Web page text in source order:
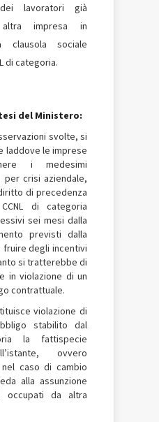
dei lavoratori già
impresa in
clausola sociale
di categoria.
del Ministero:
svolte, si
laddove le imprese
i medesimi
per crisi aziendale,
di precedenza
di categoria
sei mesi dalla
previsti dalla
fruire degli incentivi
si tratterebbe di
in violazione di un
contrattuale.
violazione di
stabilito dal
la fattispecie
ovvero
nel caso di cambio
alla assunzione
occupati da altra